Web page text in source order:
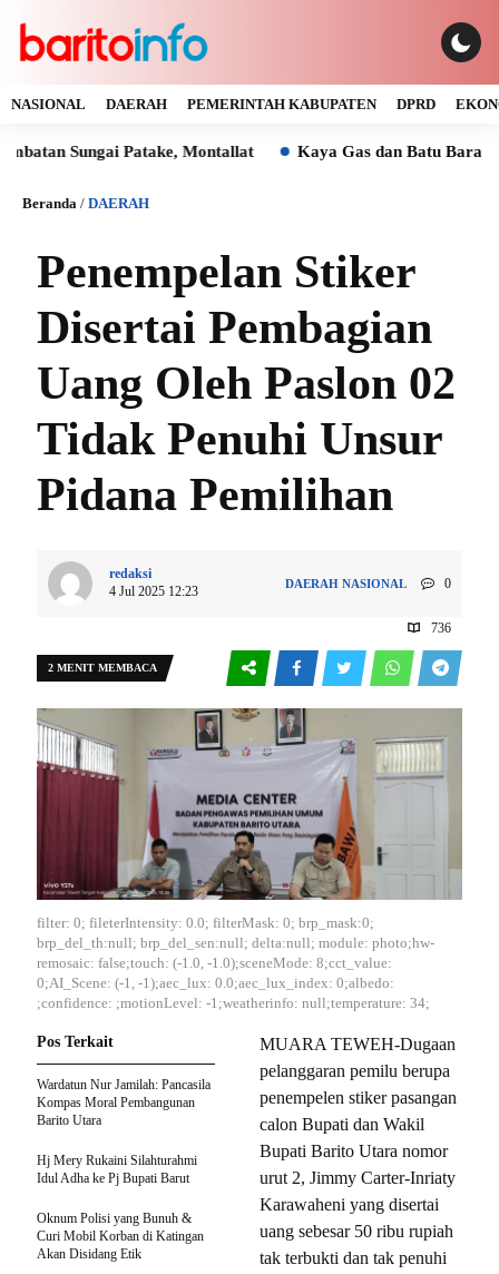
NASIONAL DAERAH PEMERINTAH KABUPATEN DPRD
Patake, Montallat Kaya Gas dan Batu Bara Malah
Beranda / DAERAH
Penempelan Stiker
Disertai Pembagian
Uang Oleh Paslon 02
Tidak Penuhi Unsur
Pidana Pemilihan
redaksi
4 Jul 2025 12:23
DAERAH NASIONAL 0
736
2 MENIT MEMBACA
filter: 0; fileterIntensity: 0.0; filterMask: 0; brp_mask:0;
brp_del_th:null; brp_del_sen:null; delta:null; module: photo;hw-
remosaic: false;touch: (-1.0, -1.0);sceneMode: 8;cct_value:
0;AI_Scene: (-1, -1);aec_lux: 0.0;aec_lux_index: 0;albedo:
;confidence: ;motionLevel: -1;weatherinfo: null;temperature: 34;
MUARA TEWEH-Dugaan
pelanggaran pemilu berupa
penempelen stiker pasangan
calon Bupati dan Wakil
Bupati Barito Utara nomor
urut 2, Jimmy Carter-Inriaty
Karawaheni yang disertai
uang sebesar 50 ribu rupiah
tak terbukti dan tak penuhi
Pos Terkait
Wardatun Nur Jamilah: Pancasila
Kompas Moral Pembangunan
Barito Utara
Hj Mery Rukaini Silahturahmi
Idul Adha ke Pj Bupati Barut
Oknum Polisi yang Bunuh &
Curi Mobil Korban di Katingan
Akan Disidang Etik